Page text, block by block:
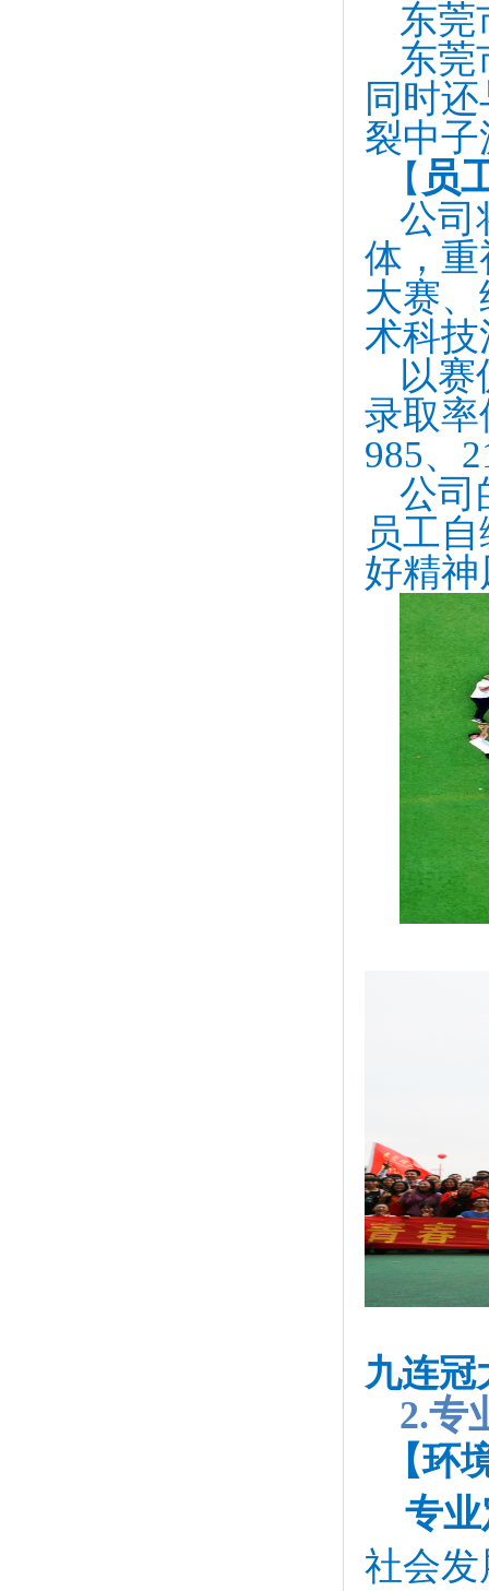
东莞
东莞
同时
裂中
【 员
公司
体，
大赛
术科
以赛
录取
985、
公司
员工
好精
九连冠
2.专
【环
专
社会